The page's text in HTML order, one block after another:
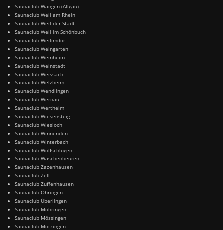
Saunaclub Wangen (Allgäu)
Saunaclub Weil am Rhein
Saunaclub Weil der Stadt
Saunaclub Weil im Schönbuch
Saunaclub Weilimdorf
Saunaclub Weingarten
Saunaclub Weinheim
Saunaclub Weinstadt
Saunaclub Weissach
Saunaclub Welzheim
Saunaclub Wendlingen
Saunaclub Wernau
Saunaclub Wertheim
Saunaclub Wiesensteig
Saunaclub Wiesloch
Saunaclub Winnenden
Saunaclub Winterbach
Saunaclub Wolfschlugen
Saunaclub Wäschenbeuren
Saunaclub Zazenhausen
Saunaclub Zell
Saunaclub Zuffenhausen
Saunaclub Öhringen
Saunaclub Überlingen
Saunaclub Möhringen
Saunaclub Mössingen
Saunaclub Mötzingen